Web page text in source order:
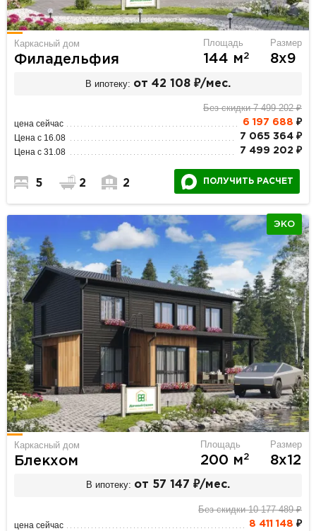
Каркасный дом
Филадельфия
Площадь
144 м2
Размер
8х9
В ипотеку: от 42 108 ₽/мес.
Без скидки 7 499 202 ₽
цена сейчас 6 197 688 ₽
Цена с 16.08 7 065 364 ₽
Цена с 31.08 7 499 202 ₽
5 2 2 ПОЛУЧИТЬ РАСЧЕТ
ЭКО
Каркасный дом
Блекхом
Площадь
200 м2
Размер
8х12
В ипотеку: от 57 147 ₽/мес.
Без скидки 10 177 489 ₽
цена сейчас 8 411 148 ₽